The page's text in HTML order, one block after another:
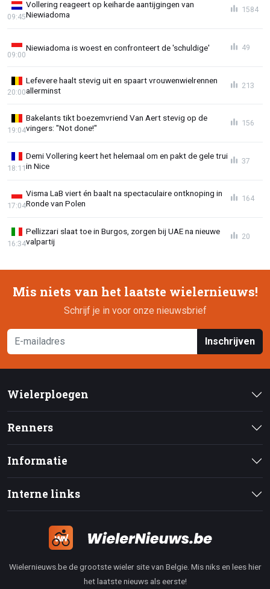
Vollering reageert op keiharde aantijgingen van
Niewiadoma
09:45
1584
Niewiadoma is woest en confronteert de 'schuldige'
09:00
49
Lefevere haalt stevig uit en spaart vrouwenwielrennen
allerminst
20:00
213
Bakelants tikt boezemvriend Van Aert stevig op de
vingers: "Not done!"
19:04
156
Demi Vollering keert het helemaal om en pakt de gele trui
in Nice
18:11
37
Visma LaB viert én baalt na spectaculaire ontknoping in
Ronde van Polen
17:04
164
Pellizzari slaat toe in Burgos, zorgen bij UAE na nieuwe
valpartij
16:34
20
Mis niets van het laatste wielernieuws!
Schrijf je in voor onze nieuwsbrief
Inschrijven
Wielerploegen
Renners
Informatie
Interne links
Wielernieuws.be de grootste wieler site van Belgie. Mis niks en lees hier
het laatste nieuws als eerste!